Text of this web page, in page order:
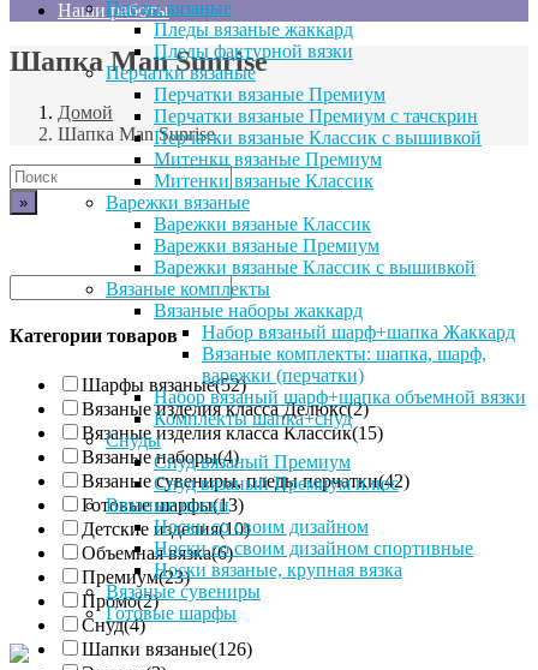
Пледы вязаные
Пледы вязаные жаккард
Пледы фактурной вязки
Перчатки вязаные
Перчатки вязаные Премиум
Перчатки вязаные Премиум с тачскрин
Перчатки вязаные Классик с вышивкой
Митенки вязаные Премиум
Митенки вязаные Классик
Варежки вязаные
Варежки вязаные Классик
Варежки вязаные Премиум
Варежки вязаные Классик с вышивкой
Вязаные комплекты
Вязаные наборы жаккард
Набор вязаный шарф+шапка Жаккард
Вязаные комплекты: шапка, шарф,
варежки (перчатки)
Набор вязаный шарф+шапка объемной вязки
Комплекты шапка+снуд
Снуды
Снуд вязаный Премиум
Снуд вязаный Премиум плюс
Вязаные носки
Носки со своим дизайном
Носки со своим дизайном спортивные
Носки вязаные, крупная вязка
Вязаные сувениры
Готовые шарфы
Наши работы
Шапка Man Sunrise
Домой
Шапка Man Sunrise
Поиск
по:
Категории товаров
Шарфы вязаные(52)
Вязаные изделия класса Делюкс(2)
Вязаные изделия класса Классик(15)
Вязаные наборы(4)
Вязаные сувениры, пледы перчатки(42)
Готовые шарфы(13)
Детские изделия(10)
Объемная вязка(6)
Премиум(23)
Промо(2)
Снуд(4)
Шапки вязаные(126)